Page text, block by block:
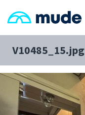
V10485_15.jpg